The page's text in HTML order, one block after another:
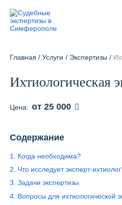
На карте
8 800 700-15-97
info@pravur.ru
Блог
Главная / Услуги / Экспертизы /
Ихтиологическая
Цена: от 25 000
Содержание
1. Когда необходима?
2. Что исследует эксперт-
3. Задачи экспертизы
4. Вопросы для ихтиологической